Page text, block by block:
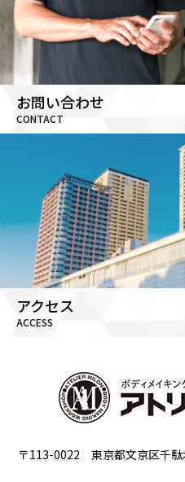
お問い合わせ
CONTACT
アクセス
ACCESS
〒113-0022 東京都文京区千